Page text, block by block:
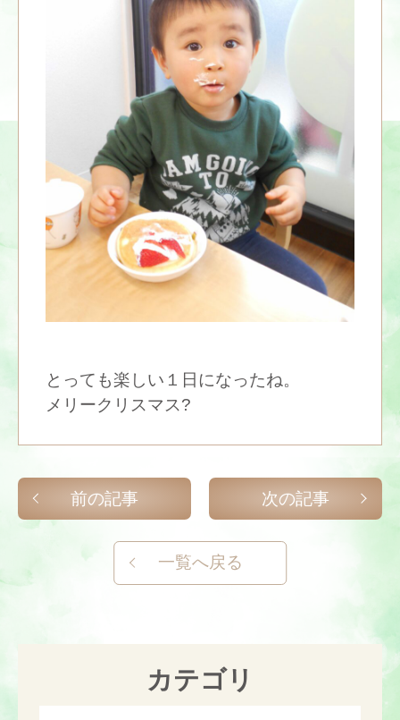
とっても楽しい１日になったね。
メリークリスマス?
前の記事 次の記事
一覧へ戻る
カテゴリ